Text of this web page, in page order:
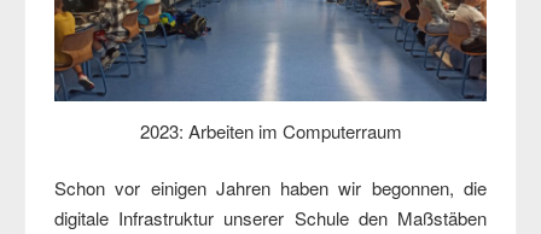
2023: Arbeiten im Computerraum
Schon vor einigen Jahren haben wir begonnen, die
digitale Infrastruktur unserer Schule den Maßstäben